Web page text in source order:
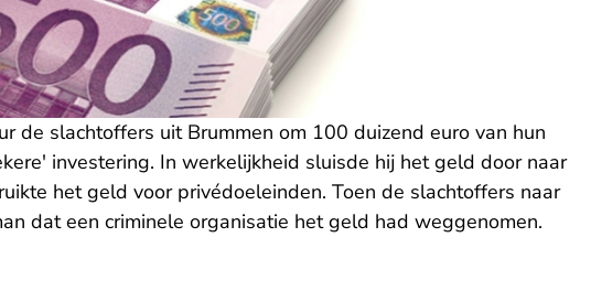
de slachtoffers uit Brummen om 100 duizend euro van hun
investering. In werkelijkheid sluisde hij het geld door naar
het geld voor privédoeleinden. Toen de slachtoffers naar
dat een criminele organisatie het geld had weggenomen.